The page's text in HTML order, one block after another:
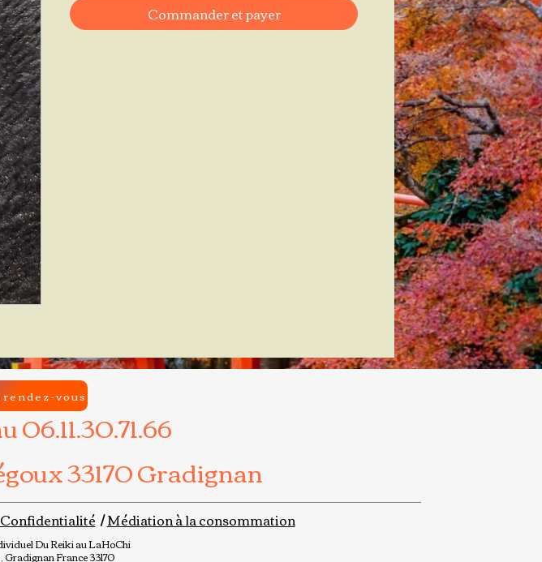
Commander et payer
33170 Gradignan
vous
/Médiation à la consommation
Du Reiki au LaHoChi
Gradignan France 33170